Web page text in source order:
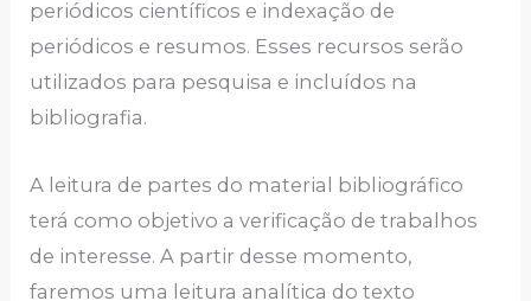
periódicos científicos e indexação de
periódicos e resumos. Esses recursos serão
utilizados para pesquisa e incluídos na
bibliografia.
A leitura de partes do material bibliográfico
terá como objetivo a verificação de trabalhos
de interesse. A partir desse momento,
faremos uma leitura analítica do texto